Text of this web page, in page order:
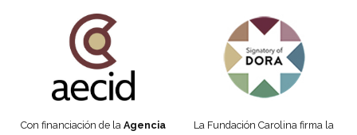
Con financiación de la Agencia
La Fundación Carolina firma la